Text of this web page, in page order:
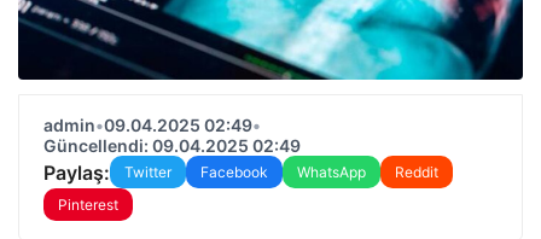
admin•09.04.2025 02:49•
Güncellendi: 09.04.2025 02:49
Paylaş: Twitter Facebook WhatsApp
Reddit
Pinterest